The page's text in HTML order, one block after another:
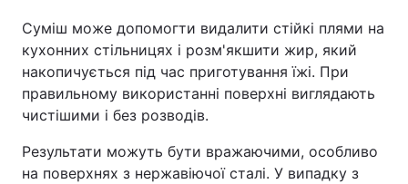
Суміш може допомогти видалити стійкі плями на
кухонних стільницях і розм'якшити жир, який
накопичується під час приготування їжі. При
правильному використанні поверхні виглядають
чистішими і без розводів.
Результати можуть бути вражаючими, особливо
на поверхнях з нержавіючої сталі. У випадку з